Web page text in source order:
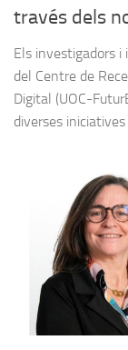
través dels
Els investigadors i
del Centre de
Digital (UOC-
diverses